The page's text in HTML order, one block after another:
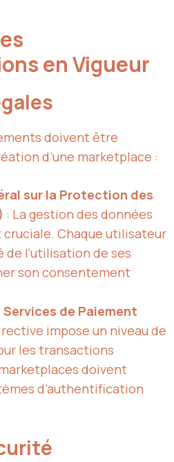
en Vigueur
doivent être
d’une marketplace :
sur la Protection des
: La gestion des données
Chaque utilisateur
l’utilisation de ses
son consentement
de Paiement
impose un niveau de
les transactions
doivent
d’authentification